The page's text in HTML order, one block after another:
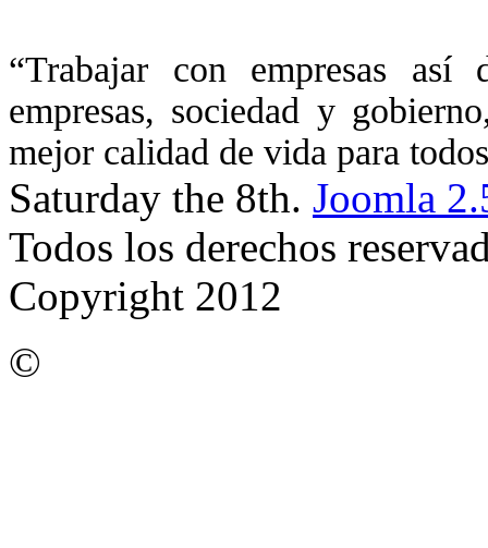
“Trabajar con empresas así
empresas, sociedad y
mejor calidad de vida para
Saturday the 8th. Joomla
Todos los derechos
Copyright 2012
©